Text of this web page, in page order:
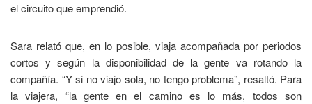
el circuito que emprendió.
Sara relató que, en lo posible, viaja acompañada por periodos
cortos y según la disponibilidad de la gente va rotando la
compañía. “Y si no viajo sola, no tengo problema”, resaltó. Para
la viajera, “la gente en el camino es lo más, todos son